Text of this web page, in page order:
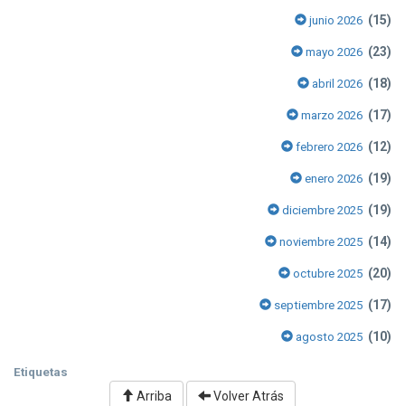
junio 2026 (15)
mayo 2026 (23)
abril 2026 (18)
marzo 2026 (17)
febrero 2026 (12)
enero 2026 (19)
diciembre 2025 (19)
noviembre 2025 (14)
octubre 2025 (20)
septiembre 2025 (17)
agosto 2025 (10)
Etiquetas
Arriba Volver Atrás